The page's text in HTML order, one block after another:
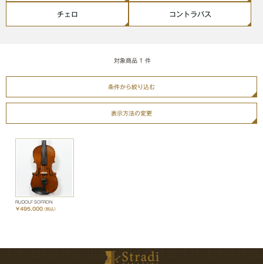
チェロ コントラバス
対象商品 1 件
条件から絞り込む
表示方法の変更
RUDOLF SOFRON
￥495,000（税込）